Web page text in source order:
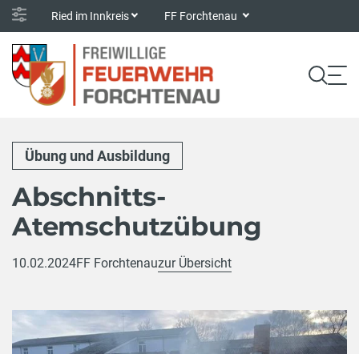
Ried im Innkreis FF Forchtenau
Übung und Ausbildung
Abschnitts-
Atemschutzübung
10.02.2024FF Forchtenauzur Übersicht